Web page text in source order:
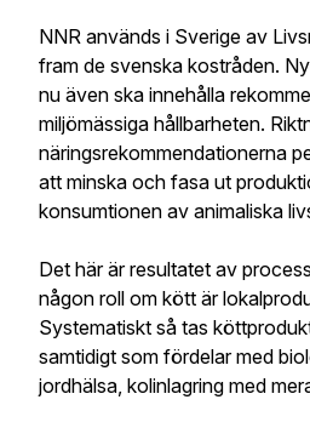
NNR används i Sverige av
fram de svenska kostråden.
nu även ska innehålla
miljömässiga hållbarheten.
näringsrekommendationerna
att minska och fasa ut
konsumtionen av animaliska
Det här är resultatet av
någon roll om kött är
Systematiskt så tas
samtidigt som fördelar med
jordhälsa, kolinlagring med